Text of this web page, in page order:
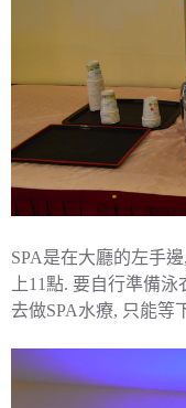
SPA是在大廳的左手
上11點. 要自行準備
去做SPA水療, 只能等